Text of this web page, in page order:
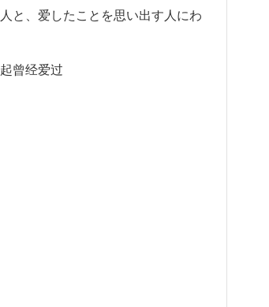
と、爱したことを思い出す人にわ
曾经爱过